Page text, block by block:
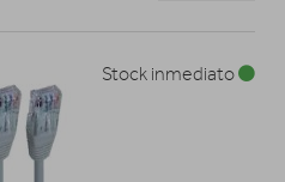
Stock inmediato